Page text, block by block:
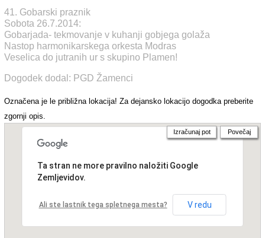
41. Gobarski praznik
Sobota 26.7.2014:
Gobarjada- tekmovanje v kuhanji gobjega golaža
Nastop harmonikarskega orkesta Modras
Veselica do jutranih ur s skupino Plamen!
Dogodek dodal: PGD Žamenci
Označena je le približna lokacija! Za dejansko lokacijo dogodka preberite
zgornji opis.
Ta stran ne more pravilno naložiti Google
Zemljevidov.
Ali ste lastnik tega spletnega mesta? V redu
Izračunaj pot Povečaj